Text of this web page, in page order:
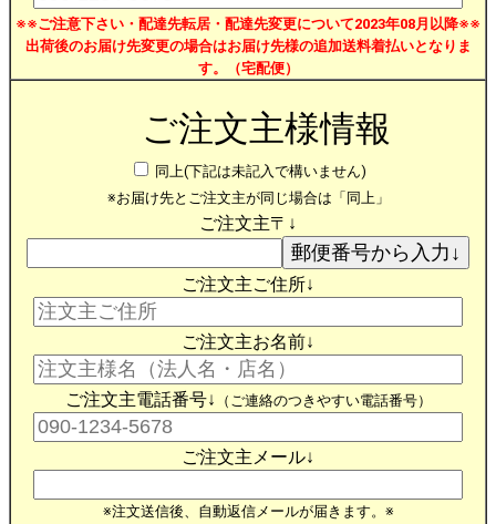
※※ご注意下さい・配達先転居・配達先変更について2023年08月以降※※
出荷後のお届け先変更の場合はお届け先様の追加送料着払いとなりま
す。（宅配便）
ご注文主様情報
同上(下記は未記入で構いません)
※お届け先とご注文主が同じ場合は「同上」
ご注文主〒↓
ご注文主ご住所↓
ご注文主お名前↓
ご注文主電話番号↓ （ご連絡のつきやすい電話番号）
ご注文主メール↓
※注文送信後、自動返信メールが届きます。※